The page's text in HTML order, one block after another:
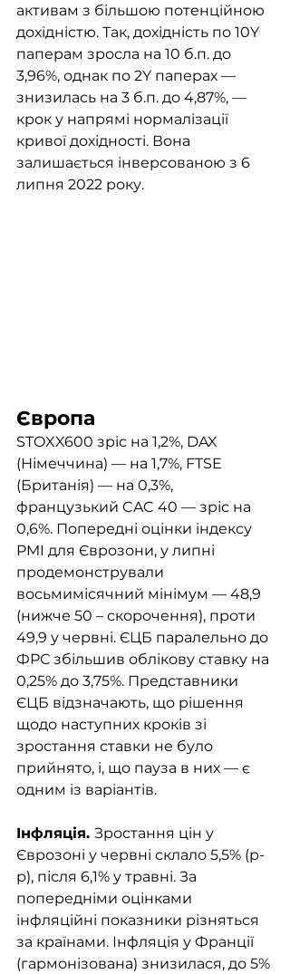
активам з більшою потенційною
дохідністю. Так, дохідність по 10Y
паперам зросла на 10 б.п. до
3,96%, однак по 2Y паперах —
знизилась на 3 б.п. до 4,87%, —
крок у напрямі нормалізації
кривої дохідності. Вона
залишається інверсованою з 6
липня 2022 року.
Європа
STOXX600 зріс на 1,2%, DAX
(Німеччина) — на 1,7%, FTSE
(Британія) — на 0,3%,
французький CAC 40 — зріс на
0,6%. Попередні оцінки індексу
PMI для Єврозони, у липні
продемонстрували
восьмимісячний мінімум — 48,9
(нижче 50 – скорочення), проти
49,9 у червні. ЄЦБ паралельно до
ФРС збільшив облікову ставку на
0,25% до 3,75%. Представники
ЄЦБ відзначають, що рішення
щодо наступних кроків зі
зростання ставки не було
прийнято, і, що пауза в них — є
одним із варіантів.
Інфляція. Зростання цін у
Єврозоні у червні склало 5,5% (р-
р), після 6,1% у травні. За
попередніми оцінками
інфляційні показники різняться
за країнами. Інфляція у Франції
(гармонізована) знизилася, до 5%